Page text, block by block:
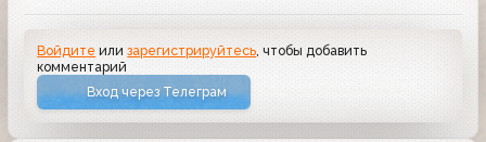
Войдите илизарегистрируйтесь , чтобы добавить
комментарий
Вход через Телеграм